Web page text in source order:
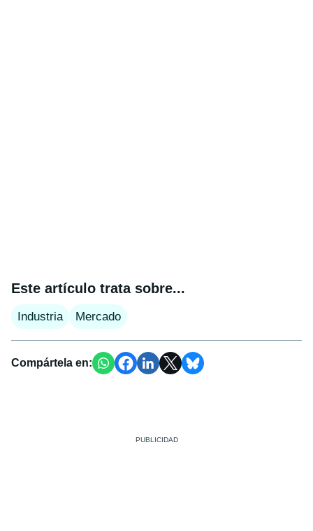
Este artículo trata sobre...
Industria Mercado
Compártela en: